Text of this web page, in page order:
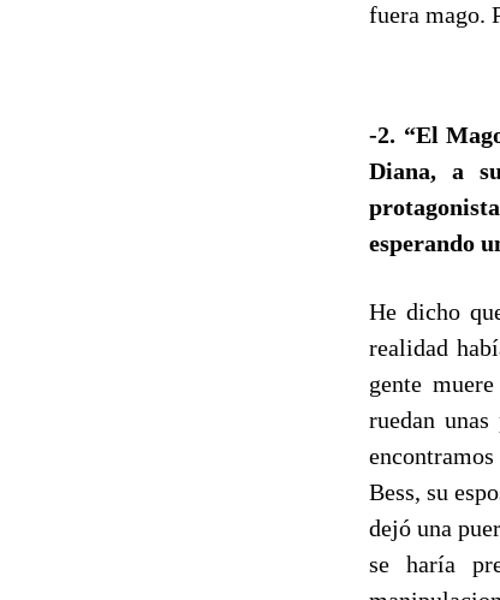
fuera mago.
-2. “El
Diana, a
esperando
He dicho
realidad
gente
ruedan
Bess, su
dejó una
se haría